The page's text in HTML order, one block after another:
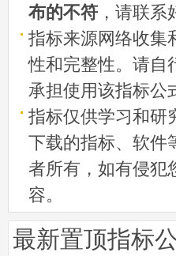
布的不符 ，请联
指标来源网络收集
性和完整性。请自
承担使用该指标公
指标仅供学习和研
下载的指标、软件
者所有，如有侵犯
容。
最新置顶指标